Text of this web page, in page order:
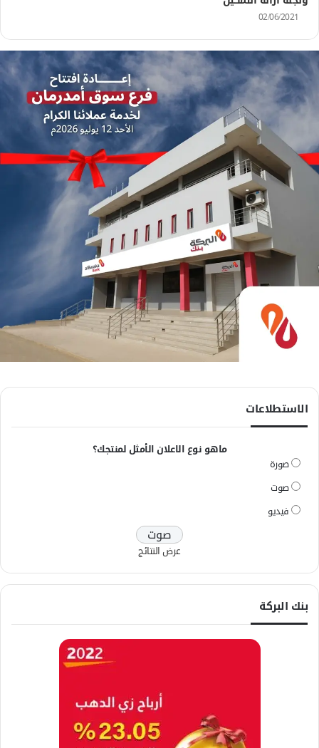
02/06/2021
الاستطلاعات
ماهو نوع الاعلان الأمثل لمنتجك؟
صورة
صوت
فيديو
عرض النتائج
بنك البركة